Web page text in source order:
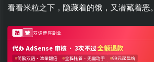
看看米粒之下，隐藏着的饿，又潜藏着恶。